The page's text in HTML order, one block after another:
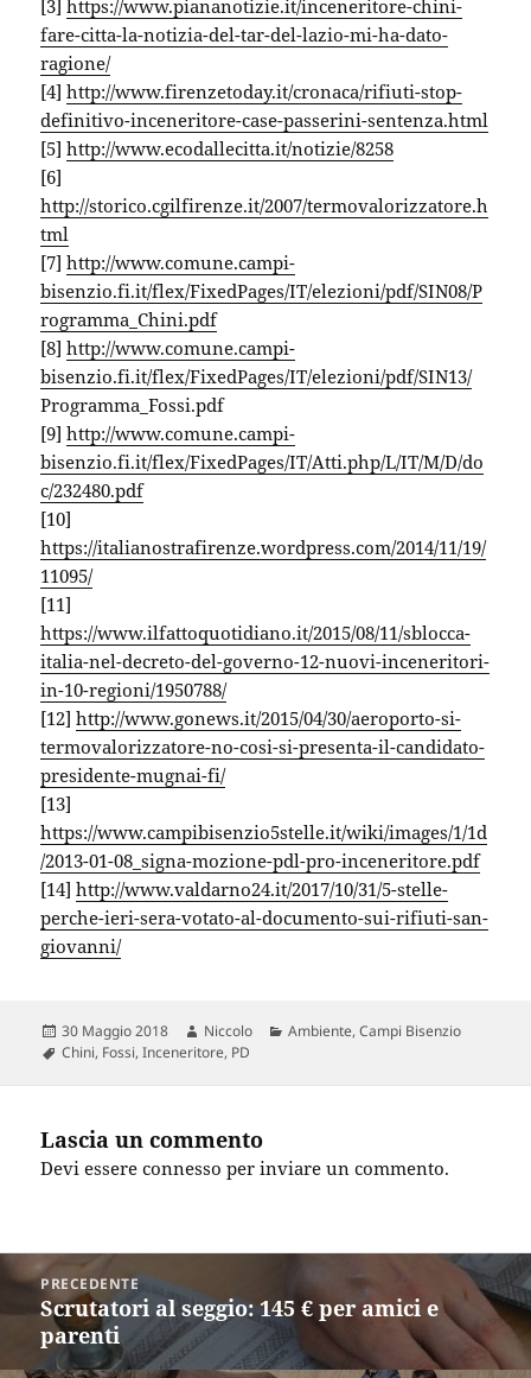
[3]https://www.piananotizie.it/inceneritore-chini-
fare-citta-la-notizia-del-tar-del-lazio-mi-ha-dato-
ragione/
[4]http://www.firenzetoday.it/cronaca/rifiuti-stop-
definitivo-inceneritore-case-passerini-sentenza.html
[5]http://www.ecodallecitta.it/notizie/8258
[6]
http://storico.cgilfirenze.it/2007/termovalorizzatore.h
tml
[7]http://www.comune.campi-
bisenzio.fi.it/flex/FixedPages/IT/elezioni/pdf/SIN08/P
rogramma_Chini.pdf
[8]http://www.comune.campi-
bisenzio.fi.it/flex/FixedPages/IT/elezioni/pdf/SIN13/
Programma_Fossi.pdf
[9]http://www.comune.campi-
bisenzio.fi.it/flex/FixedPages/IT/Atti.php/L/IT/M/D/do
c/232480.pdf
[10]
https://italianostrafirenze.wordpress.com/2014/11/19/
11095/
[11]
https://www.ilfattoquotidiano.it/2015/08/11/sblocca-
italia-nel-decreto-del-governo-12-nuovi-inceneritori-
in-10-regioni/1950788/
[12]http://www.gonews.it/2015/04/30/aeroporto-si-
termovalorizzatore-no-cosi-si-presenta-il-candidato-
presidente-mugnai-fi/
[13]
https://www.campibisenzio5stelle.it/wiki/images/1/1d
/2013-01-08_signa-mozione-pdl-pro-inceneritore.pdf
[14]http://www.valdarno24.it/2017/10/31/5-stelle-
perche-ieri-sera-votato-al-documento-sui-rifiuti-san-
giovanni/
Scritto
il
30 Maggio 2018 Autore
Niccolo Categorie
Ambiente,Campi Bisenzio
Tag
Chini, Fossi,Inceneritore, PD
Lascia un commento
Devi essereconnesso per inviare un commento.
Navigazione
articoliPRECEDENTE
Articolo
precedente:
Scrutatori al seggio: 145 € per amici e
parenti